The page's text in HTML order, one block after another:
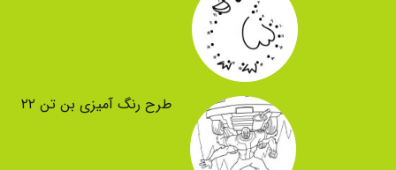
طرح رنگ آمیزی بن تن ۲۲